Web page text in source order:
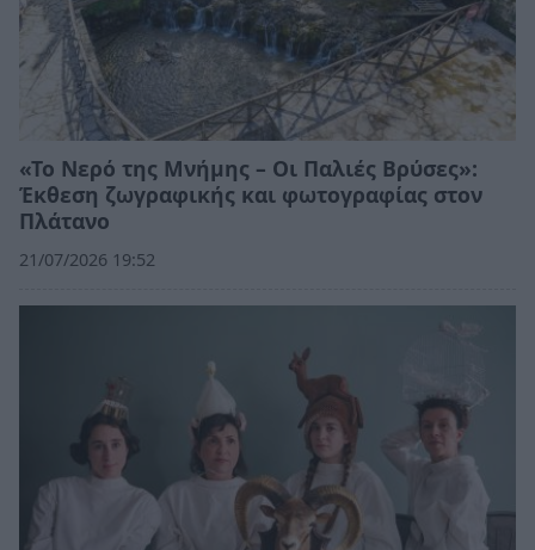
«Το Νερό της Μνήμης – Οι Παλιές Βρύσες»:
Έκθεση ζωγραφικής και φωτογραφίας στον
Πλάτανο
21/07/2026 19:52